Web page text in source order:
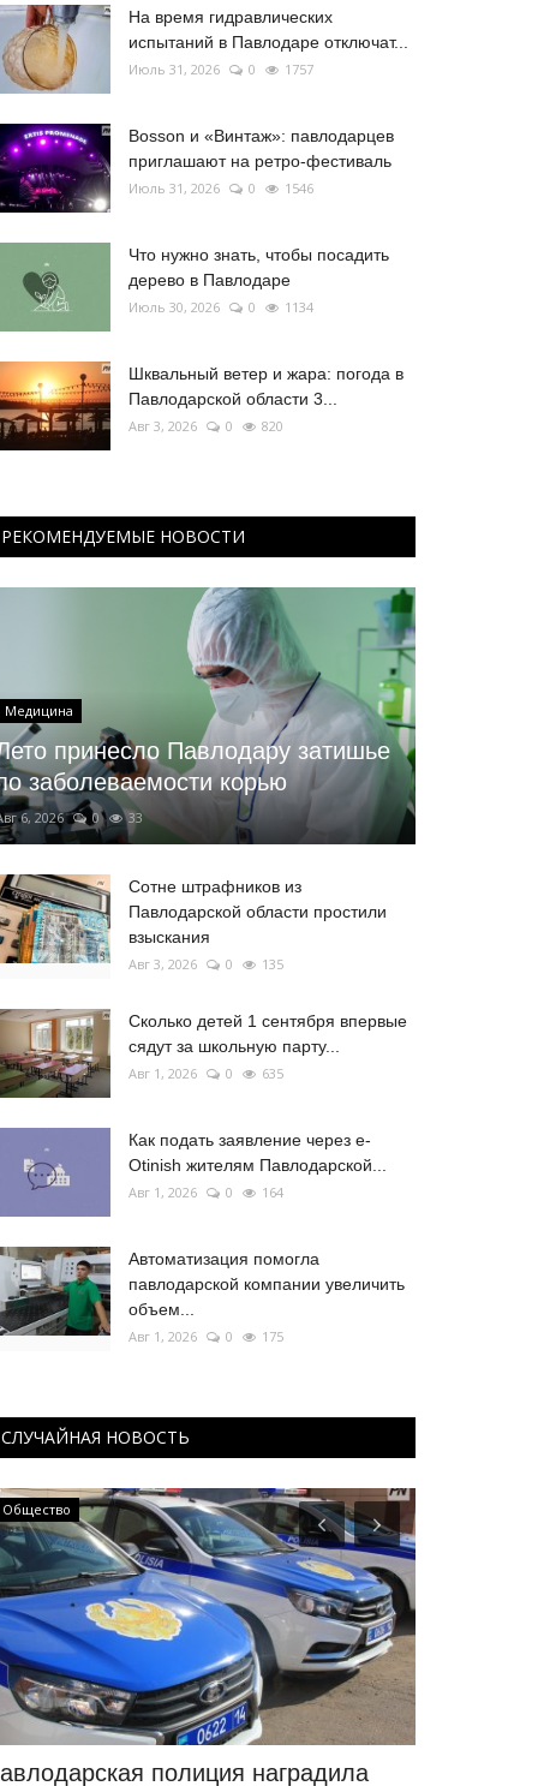
На время гидравлических
испытаний в Павлодаре отключат...
Июль 31, 2026 0 1757
Bosson и «Винтаж»: павлодарцев
приглашают на ретро-фестиваль
Июль 31, 2026 0 1546
Что нужно знать, чтобы посадить
дерево в Павлодаре
Июль 30, 2026 0 1134
Шквальный ветер и жара: погода в
Павлодарской области 3...
Авг 3, 2026 0 820
РЕКОМЕНДУЕМЫЕ НОВОСТИ
Медицина
принесло Павлодару затишье
заболеваемости корью
6, 2026 0 33
Сотне штрафников из
Павлодарской области простили
взыскания
Авг 3, 2026 0 135
Сколько детей 1 сентября впервые
сядут за школьную парту...
Авг 1, 2026 0 635
Как подать заявление через e-
Otinish жителям Павлодарской...
Авг 1, 2026 0 164
Автоматизация помогла
павлодарской компании увеличить
объем...
Авг 1, 2026 0 175
СЛУЧАЙНАЯ НОВОСТЬ
Общество
полиция наградила